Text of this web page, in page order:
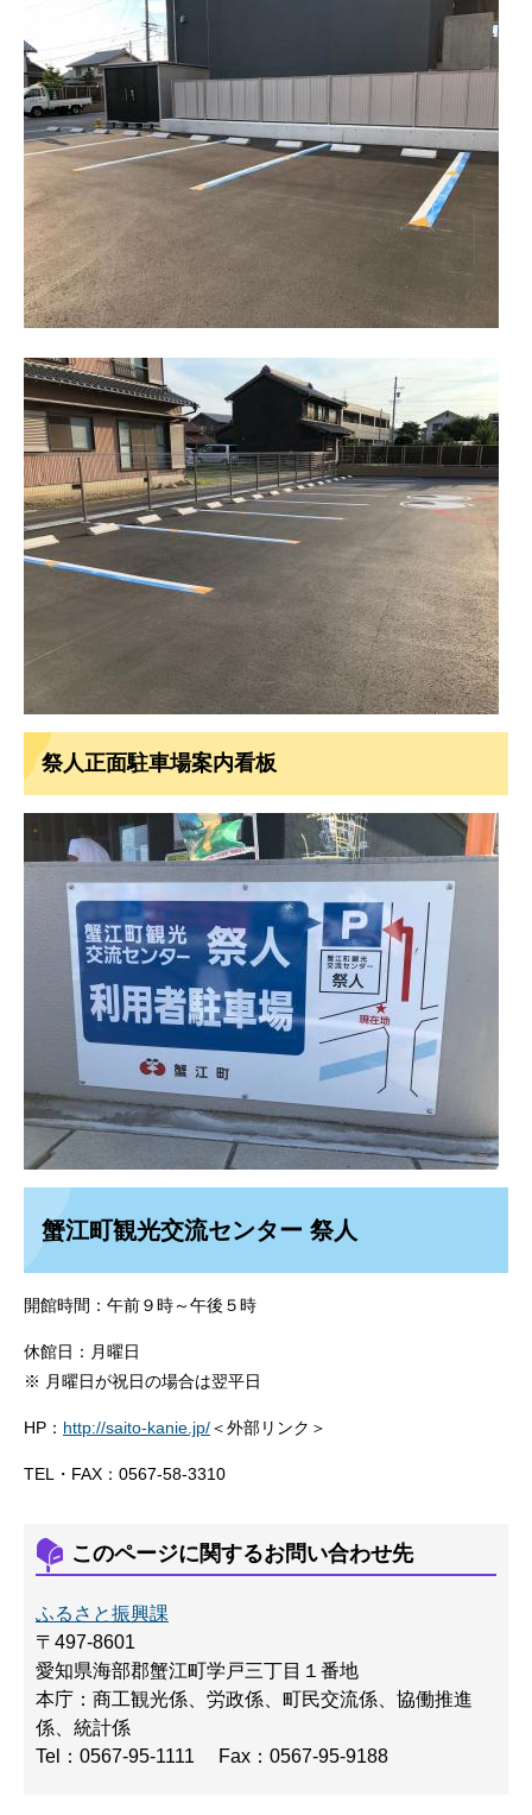
祭人正面駐車場案内看板
蟹江町観光交流センター 祭人
開館時間：午前９時～午後５時
休館日：月曜日
※ 月曜日が祝日の場合は翌平日
HP： http://saito-kanie.jp/＜外部リンク＞
TEL・FAX：0567-58-3310
このページに関するお問い合わせ先
ふるさと振興課
〒497-8601
愛知県海部郡蟹江町学戸三丁目１番地
本庁：商工観光係、労政係、町民交流係、協働推進
係、統計係
Tel：0567-95-1111
Fax：0567-95-9188